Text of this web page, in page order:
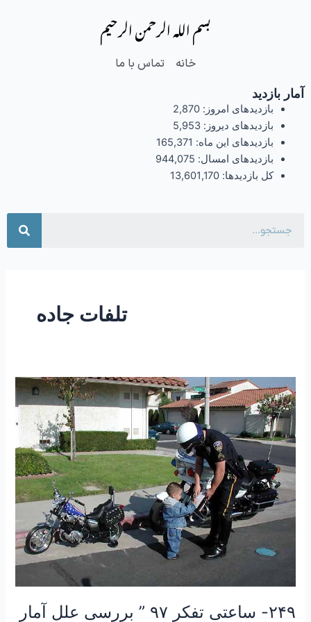
بسم الله الرحمن الرحیم
خانه تماس با ما
آمار بازدید
بازدیدهای امروز: 2,870
بازدیدهای دیروز: 5,953
بازدیدهای این ماه: 165,371
بازدیدهای امسال: 944,075
کل بازدیدها: 13,601,170
تلفات جاده
۲۴۹- ساعتی تفکر ۹۷ ” بررسی علل آمار
۲۴۹-
ساعتی
تفکر
۹۷
”
بررسی
علل
آمار
بالای
جاده